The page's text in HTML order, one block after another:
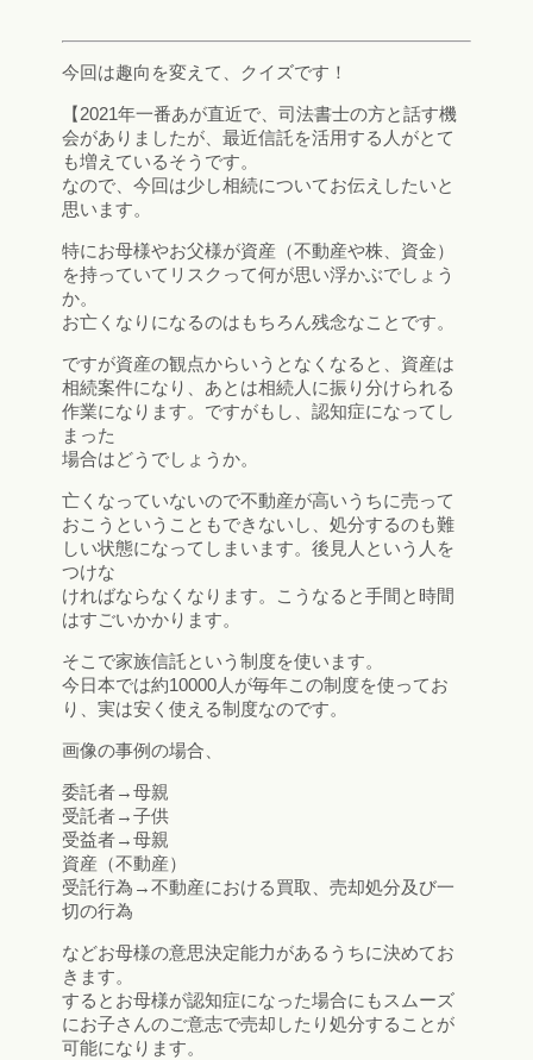
今回は趣向を変えて、クイズです！
【2021年一番あが直近で、司法書士の方と話す機
会がありましたが、最近信託を活用する人がとて
も増えているそうです。
なので、今回は少し相続についてお伝えしたいと
思います。
特にお母様やお父様が資産（不動産や株、資金）
を持っていてリスクって何が思い浮かぶでしょう
か。
お亡くなりになるのはもちろん残念なことです。
ですが資産の観点からいうとなくなると、資産は
相続案件になり、あとは相続人に振り分けられる
作業になります。ですがもし、認知症になってし
まった
場合はどうでしょうか。
亡くなっていないので不動産が高いうちに売って
おこうということもできないし、処分するのも難
しい状態になってしまいます。後見人という人を
つけな
ければならなくなります。こうなると手間と時間
はすごいかかります。
そこで家族信託という制度を使います。
今日本では約10000人が毎年この制度を使ってお
り、実は安く使える制度なのです。
画像の事例の場合、
委託者→母親
受託者→子供
受益者→母親
資産（不動産）
受託行為→不動産における買取、売却処分及び一
切の行為
などお母様の意思決定能力があるうちに決めてお
きます。
するとお母様が認知症になった場合にもスムーズ
にお子さんのご意志で売却したり処分することが
可能になります。